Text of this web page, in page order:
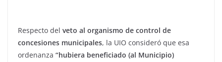
Respecto del veto al organismo de control de
concesiones municipales, la UIO consideró que esa
ordenanza “hubiera beneficiado (al Municipio)